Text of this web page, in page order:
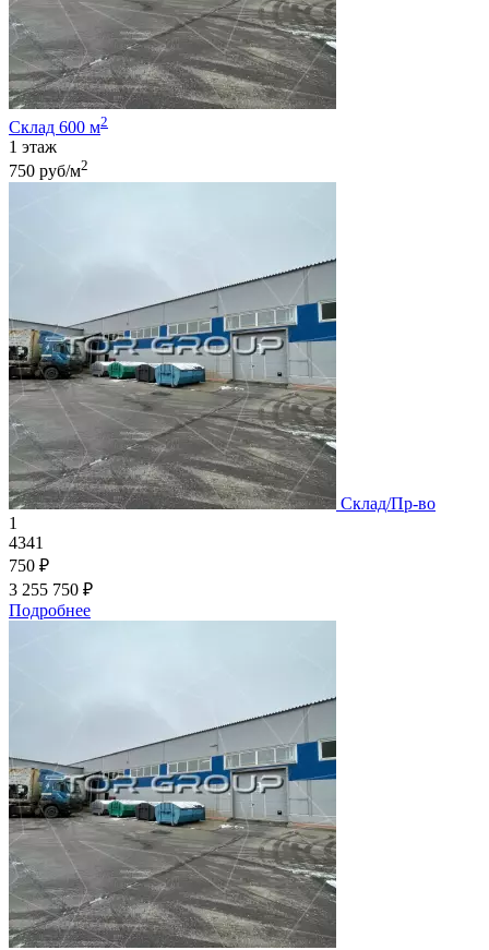
Склад 600 м2
1 этаж
750 руб/м2
Склад/Пр-во
1
4341
750 ₽
3 255 750 ₽
Подробнее